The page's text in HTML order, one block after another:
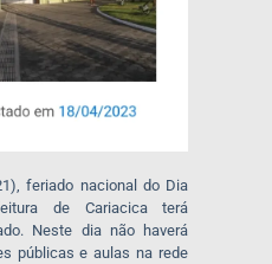
feriado nacional do Dia
de Cariacica terá
Neste dia não haverá
públicas e aulas na rede